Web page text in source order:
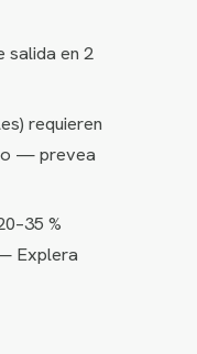
salida en 2
requieren
— prevea
%
Explera